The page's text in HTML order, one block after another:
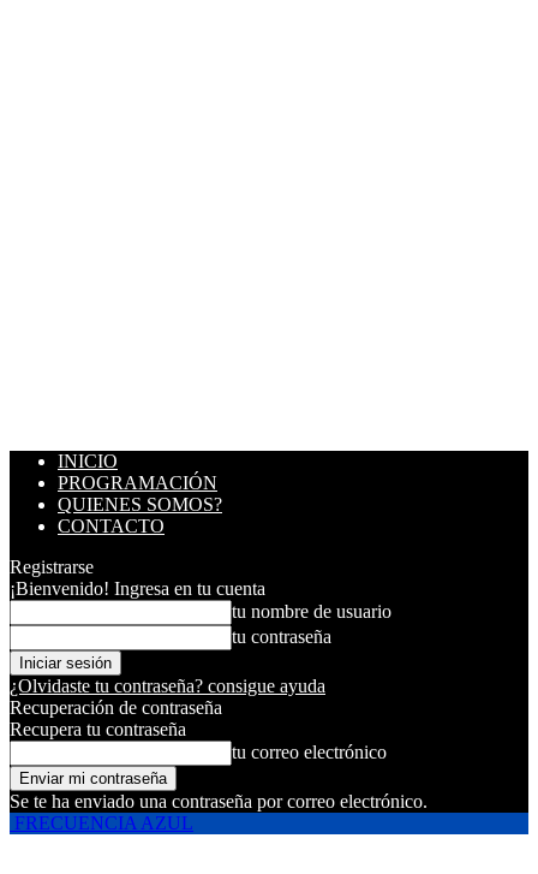
INICIO
PROGRAMACIÓN
QUIENES SOMOS?
CONTACTO
Registrarse
¡Bienvenido! Ingresa en tu cuenta
tu nombre de usuario
tu contraseña
¿Olvidaste tu contraseña? consigue ayuda
Recuperación de contraseña
Recupera tu contraseña
tu correo electrónico
Se te ha enviado una contraseña por correo electrónico.
FRECUENCIA AZUL